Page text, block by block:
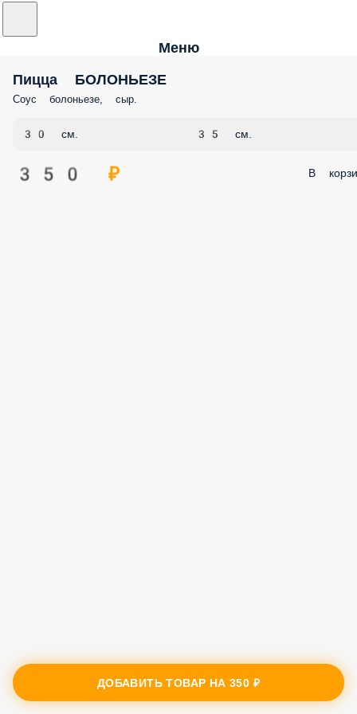
Меню
Пицца БОЛОНЬЕЗЕ
Соус болоньезе, сыр.
30 см. 35 см.
350 ₽ В
ДОБАВИТЬ ТОВАР НА350 ₽